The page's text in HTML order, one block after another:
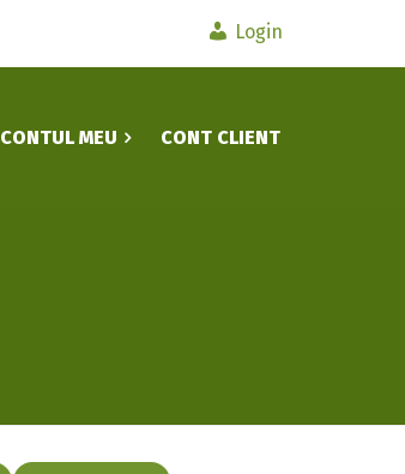
Login
CONTUL MEU CONT CLIENT